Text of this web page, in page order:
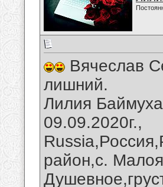
Вячеслав
лишний.
Лилия
09.09.2020г.,
район,с.